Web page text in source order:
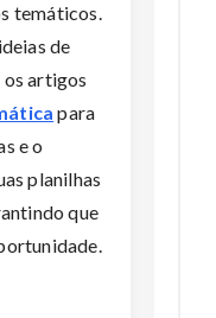
temáticos.
de
os artigos
para
e o
planilhas
que